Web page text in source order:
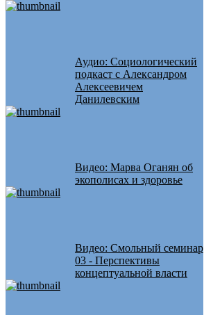
Аудио: Социологический
подкаст с Александром
Алексеевичем
Данилевским
Видео: Марва Оганян об
экополисах и здоровье
Видео: Смольный семинар
03 - Перспективы
концептуальной власти